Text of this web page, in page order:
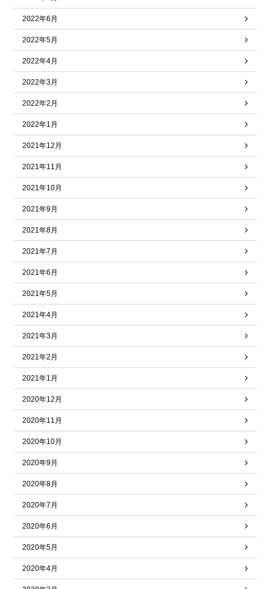
2022年6月
2022年5月
2022年4月
2022年3月
2022年2月
2022年1月
2021年12月
2021年11月
2021年10月
2021年9月
2021年8月
2021年7月
2021年6月
2021年5月
2021年4月
2021年3月
2021年2月
2021年1月
2020年12月
2020年11月
2020年10月
2020年9月
2020年8月
2020年7月
2020年6月
2020年5月
2020年4月